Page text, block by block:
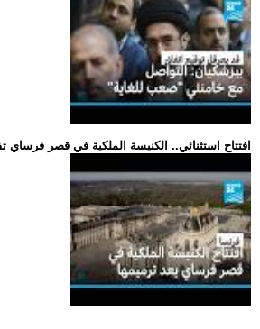
.. افتتاح استثنائي.. الكنيسة الملكية في قصر فرساي